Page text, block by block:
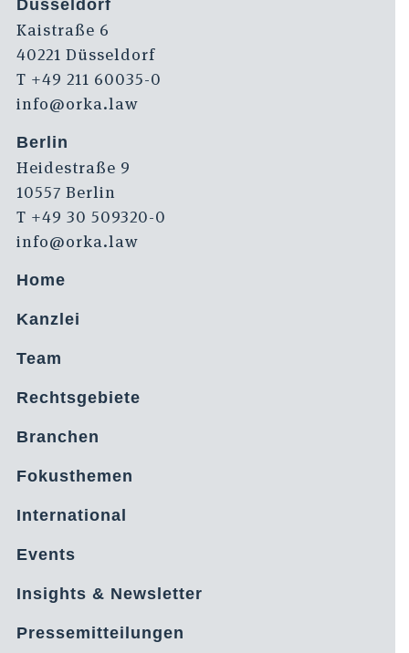
Düsseldorf
Kaistraße 6
40221 Düsseldorf
T +49 211 60035-0
info@orka.law
Berlin
Heidestraße 9
10557 Berlin
T +49 30 509320-0
info@orka.law
Home
Kanzlei
Team
Rechtsgebiete
Branchen
Fokusthemen
International
Events
Insights & Newsletter
Pressemitteilungen